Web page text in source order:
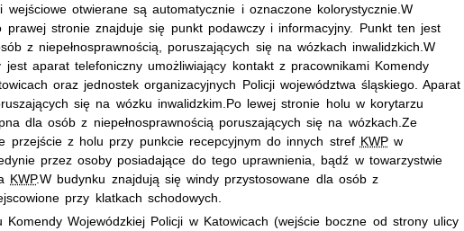
wejściowe otwierane są automatycznie i oznaczone kolorystycznie.W
prawej stronie znajduje się punkt podawczy i informacyjny. Punkt ten jest
z niepełnosprawnością, poruszających się na wózkach inwalidzkich.W
jest aparat telefoniczny umożliwiający kontakt z pracownikami Komendy
oraz jednostek organizacyjnych Policji województwa śląskiego. Aparat
się na wózku inwalidzkim. Po lewej stronie holu w korytarzu
dla osób z niepełnosprawnością poruszających się na wózkach. Ze
przejście z holu przy punkcie recepcyjnym do innych stref KWPw
przez osoby posiadające do tego uprawnienia, bądź w towarzystwie
KWP.W budynku znajdują się windy przystosowane dla osób z
przy klatkach schodowych.
Komendy Wojewódzkiej Policji w Katowicach (wejście boczne od strony ulicy